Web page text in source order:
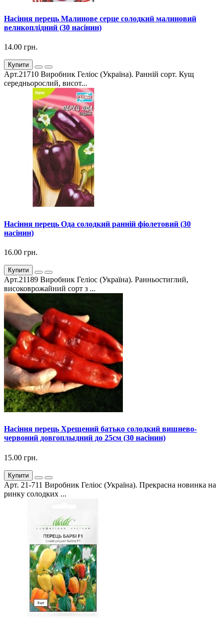
Насіння перець Малинове серце солодкий малиновий
великоплідний (30 насінин)
14.00 грн.
Купити
Арт.21710 Виробник Геліос (Україна). Ранній сорт. Кущ
середньорослий, висот...
Насіння перець Ода солодкий ранній фіолетовий (30
насінин)
16.00 грн.
Купити
Арт.21189 Виробник Геліос (Україна). Ранньостиглий,
високоврожайний сорт з ...
Насіння перець Хрещений батько солодкий вишнево-
червоний довгоплыдний до 25см (30 насінин)
15.00 грн.
Купити
Арт. 21-711 Виробник Геліос (Україна). Прекрасна новинка на
ринку солодких ...